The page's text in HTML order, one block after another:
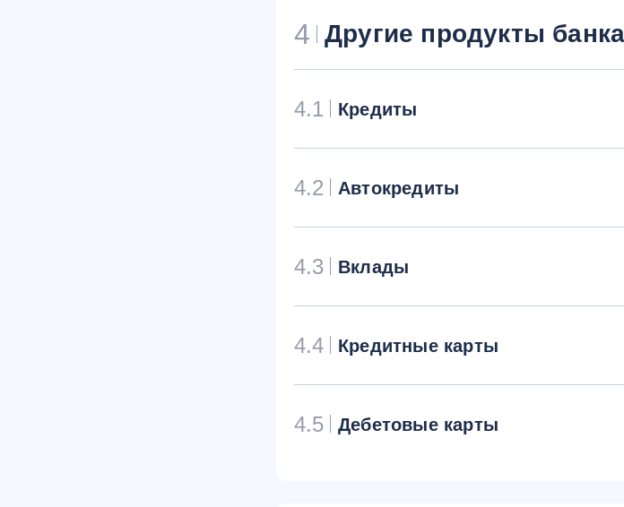
4 Другие продукты банка
4.1 Кредиты
4.2 Автокредиты
4.3 Вклады
4.4 Кредитные карты
4.5 Дебетовые карты